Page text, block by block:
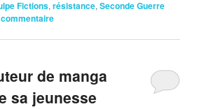
Fictions,résistance,Seconde Guerre
de manga
sa jeunesse